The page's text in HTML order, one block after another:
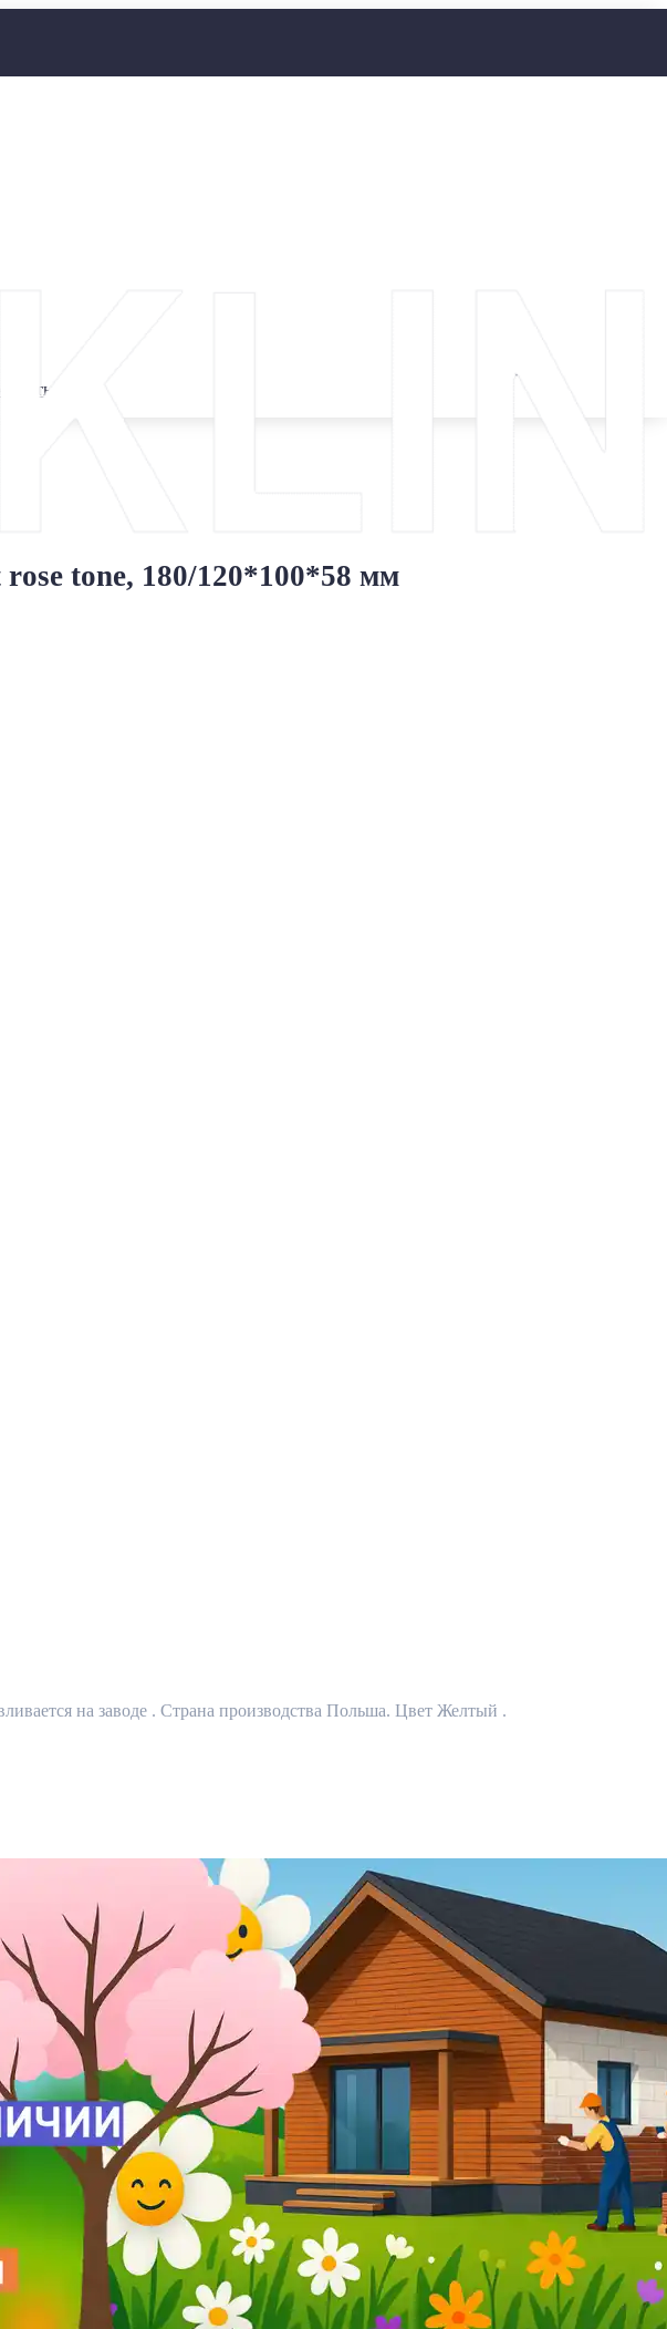
tone, 180/120*100*58 мм
на заводе . Страна производства Польша. Цвет Желтый .